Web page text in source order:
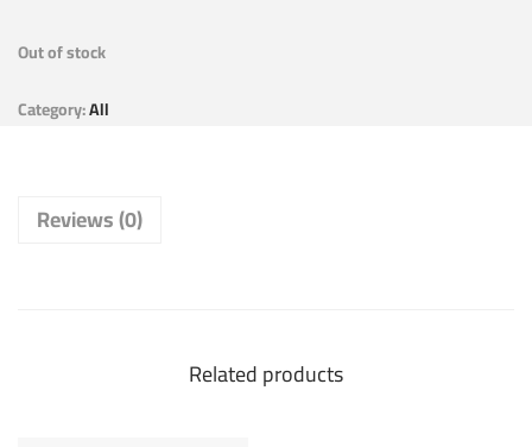
Out of stock
Category:All
Reviews (0)
Related products